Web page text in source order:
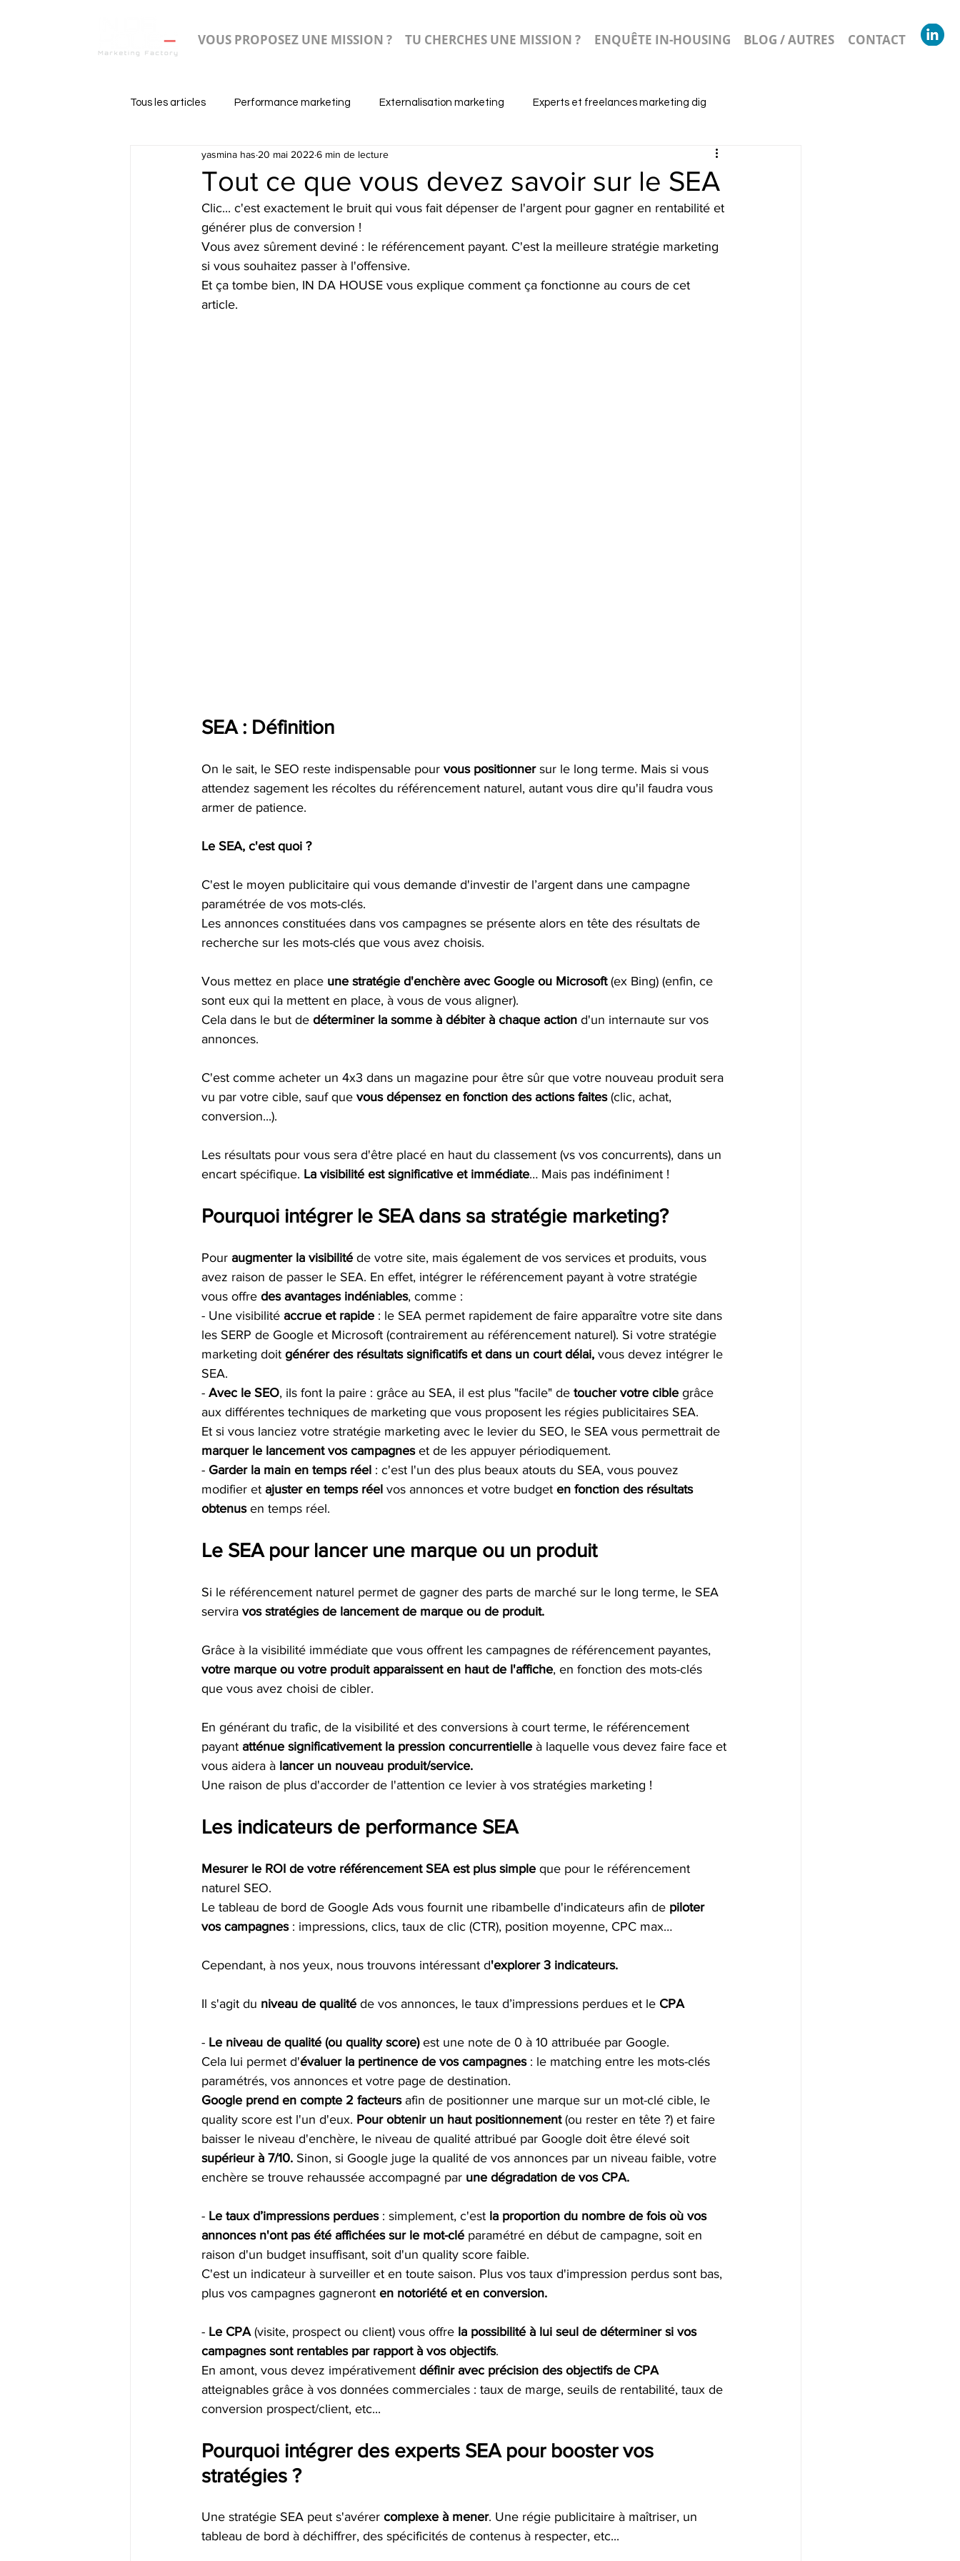
VOUS PROPOSEZ UNE MISSION ? TU CHERCHES UNE MISSION ? ENQUÊTE IN-HOUSING BLOG / AUTRES CONTACT
Tous les articles Performance marketing Externalisation marketing Experts et freelances marketing dig
Tout ce que vous devez savoir sur le SEA
yasmina has 20 mai 2022 6 min de lecture
Clic... c'est exactement le bruit qui vous fait dépenser de l'argent pour gagner en rentabilité et
générer plus de conversion !
Vous avez sûrement deviné : le référencement payant. C'est la meilleure stratégie marketing
si vous souhaitez passer à l'offensive.
Et ça tombe bien, IN DA HOUSE vous explique comment ça fonctionne au cours de cet
article.
SEA : Définition
On le sait, le SEO reste indispensable pour vous positionner sur le long terme. Mais si vous
attendez sagement les récoltes du référencement naturel, autant vous dire qu'il faudra vous
armer de patience.
Le SEA, c'est quoi ?
C'est le moyen publicitaire qui vous demande d'investir de l’argent dans une campagne
paramétrée de vos mots-clés.
Les annonces constituées dans vos campagnes se présente alors en tête des résultats de
recherche sur les mots-clés que vous avez choisis.
Vous mettez en place une stratégie d'enchère avec Google ou Microsoft (ex Bing) (enfin, ce
sont eux qui la mettent en place, à vous de vous aligner).
Cela dans le but de déterminer la somme à débiter à chaque action d'un internaute sur vos
annonces.
C'est comme acheter un 4x3 dans un magazine pour être sûr que votre nouveau produit sera
vu par votre cible, sauf que vous dépensez en fonction des actions faites (clic, achat,
conversion...).
Les résultats pour vous sera d'être placé en haut du classement (vs vos concurrents), dans un
encart spécifique. La visibilité est significative et immédiate… Mais pas indéfiniment !
Pourquoi intégrer le SEA dans sa stratégie marketing?
Pour augmenter la visibilité de votre site, mais également de vos services et produits, vous
avez raison de passer le SEA. En effet, intégrer le référencement payant à votre stratégie
vous offre des avantages indéniables, comme :
- Une visibilité accrue et rapide : le SEA permet rapidement de faire apparaître votre site dans
les SERP de Google et Microsoft (contrairement au référencement naturel). Si votre stratégie
marketing doit générer des résultats significatifs et dans un court délai, vous devez intégrer le
SEA.
- Avec le SEO, ils font la paire : grâce au SEA, il est plus "facile" de toucher votre cible grâce
aux différentes techniques de marketing que vous proposent les régies publicitaires SEA.
Et si vous lanciez votre stratégie marketing avec le levier du SEO, le SEA vous permettrait de
marquer le lancement vos campagnes et de les appuyer périodiquement.
- Garder la main en temps réel : c'est l'un des plus beaux atouts du SEA, vous pouvez
modifier et ajuster en temps réel vos annonces et votre budget en fonction des résultats
obtenus en temps réel.
Le SEA pour lancer une marque ou un produit
Si le référencement naturel permet de gagner des parts de marché sur le long terme, le SEA
servira vos stratégies de lancement de marque ou de produit.
Grâce à la visibilité immédiate que vous offrent les campagnes de référencement payantes,
votre marque ou votre produit apparaissent en haut de l'affiche, en fonction des mots-clés
que vous avez choisi de cibler.
En générant du trafic, de la visibilité et des conversions à court terme, le référencement
payant atténue significativement la pression concurrentielle à laquelle vous devez faire face et
vous aidera à lancer un nouveau produit/service.
Une raison de plus d'accorder de l'attention ce levier à vos stratégies marketing !
Les indicateurs de performance SEA
Mesurer le ROI de votre référencement SEA est plus simple que pour le référencement
naturel SEO.
Le tableau de bord de Google Ads vous fournit une ribambelle d'indicateurs afin de piloter
vos campagnes : impressions, clics, taux de clic (CTR), position moyenne, CPC max…
Cependant, à nos yeux, nous trouvons intéressant d'explorer 3 indicateurs.
Il s'agit du niveau de qualité de vos annonces, le taux d’impressions perdues et le CPA
- Le niveau de qualité (ou quality score) est une note de 0 à 10 attribuée par Google.
Cela lui permet d'évaluer la pertinence de vos campagnes : le matching entre les mots-clés
paramétrés, vos annonces et votre page de destination.
Google prend en compte 2 facteurs afin de positionner une marque sur un mot-clé cible, le
quality score est l'un d'eux. Pour obtenir un haut positionnement (ou rester en tête ?) et faire
baisser le niveau d'enchère, le niveau de qualité attribué par Google doit être élevé soit
supérieur à 7/10. Sinon, si Google juge la qualité de vos annonces par un niveau faible, votre
enchère se trouve rehaussée accompagné par une dégradation de vos CPA.
- Le taux d’impressions perdues : simplement, c'est la proportion du nombre de fois où vos
annonces n'ont pas été affichées sur le mot-clé paramétré en début de campagne, soit en
raison d'un budget insuffisant, soit d'un quality score faible.
C'est un indicateur à surveiller et en toute saison. Plus vos taux d'impression perdus sont bas,
plus vos campagnes gagneront en notoriété et en conversion.
- Le CPA (visite, prospect ou client) vous offre la possibilité à lui seul de déterminer si vos
campagnes sont rentables par rapport à vos objectifs.
En amont, vous devez impérativement définir avec précision des objectifs de CPA
atteignables grâce à vos données commerciales : taux de marge, seuils de rentabilité, taux de
conversion prospect/client, etc...
Pourquoi intégrer des experts SEA pour booster vos
stratégies ?
Une stratégie SEA peut s'avérer complexe à mener. Une régie publicitaire à maîtriser, un
tableau de bord à déchiffrer, des spécificités de contenus à respecter, etc...